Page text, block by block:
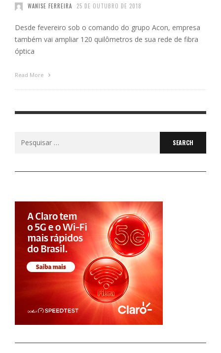
WANISE FERREIRA 25 DE OUTUBRO DE 2018
Desde fevereiro sob o comando do grupo Acon, empresa
também vai ampliar 120 quilômetros de sua rede de fibra
óptica
Read More